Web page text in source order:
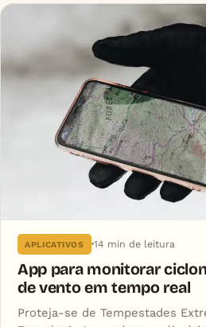
APLICATIVOS 14 min de leitura
App para monitorar
de vento em tempo real
Proteja-se de Tempestades